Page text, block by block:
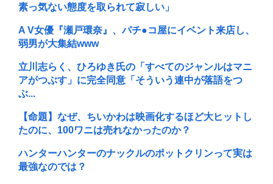
素っ気ない態度を取られて寂しい」
A V女優『瀬戸環奈』、パチ●コ屋にイベント来店し、
弱男が大集結www
立川志らく、ひろゆき氏の「すべてのジャンルはマニ
アがつぶす」に完全同意「そういう連中が落語をつ
ぶ...
【命題】なぜ、ちいかわは映画化するほど大ヒットし
たのに、100ワニは売れなかったのか？
ハンターハンターのナックルのポットクリンって実は
最強なのでは？